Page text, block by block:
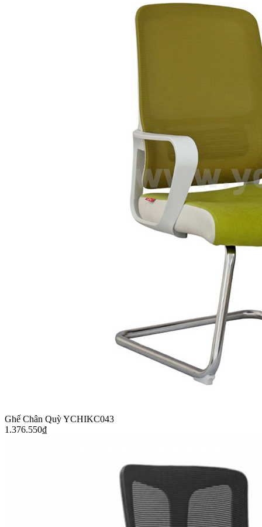
Ghế Chân Quỳ YCHIKC043
1.376.550₫